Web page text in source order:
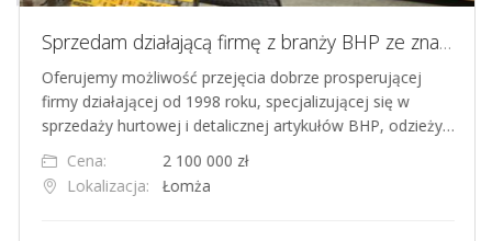
Sprzedam działającą firmę z branży BHP ze znakiem towarowym
Oferujemy możliwość przejęcia dobrze prosperującej
firmy działającej od 1998 roku, specjalizującej się w
sprzedaży hurtowej i detalicznej artykułów BHP, odzieży…
Cena:
2 100 000 zł
Lokalizacja:
Łomża